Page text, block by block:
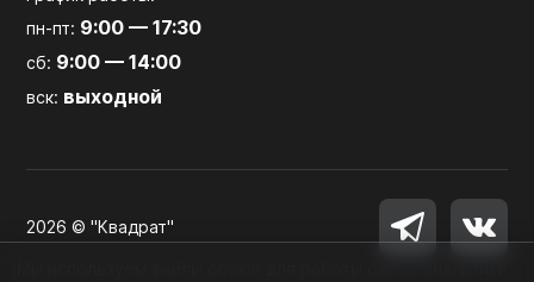
пн-пт: 9:00 — 17:30
сб: 9:00 — 14:00
вск: выходной
2026 © "Квадрат"